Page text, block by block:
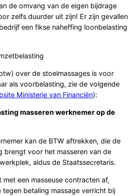
de omvang van de eigen bijdrage
zelfs duurder uit zijn! Er zijn gevallen
een fikse naheffing loonbelasting
over de stoelmassages is voor
als voorbelasting, zie de volgende
Ministerie van Financiën):
masseren werknemer op de
kan de BTW aftrekken, die de
brengt voor het masseren van de
aldus de Staatssecretaris.
met een masseuse contracten af,
tegen betaling massage verricht bij